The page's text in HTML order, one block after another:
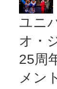
ユニ
オ・
25周
メン